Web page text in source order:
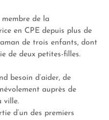
membre de la
en CPE depuis plus de
de trois enfants, dont
de deux petites-filles.
besoin d’aider, de
auprès de
ville.
d’un des premiers